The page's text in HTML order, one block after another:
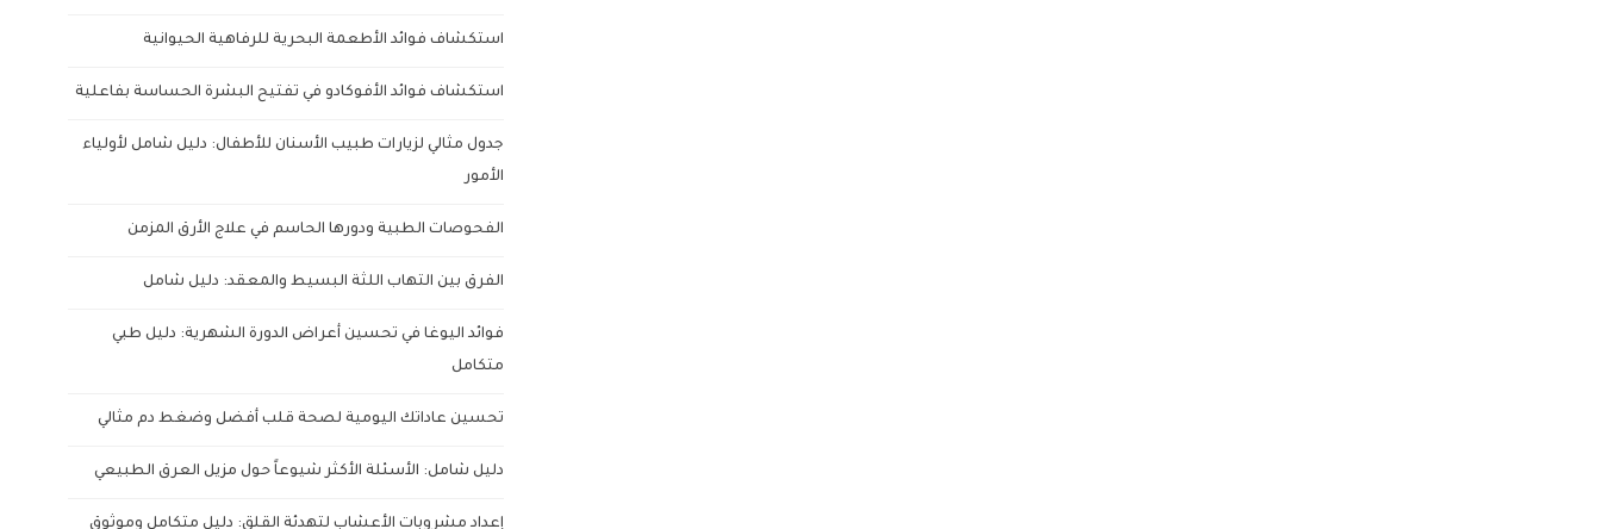
استكشاف فوائد الأطعمة البحرية للرفاهية الحيوانية
استكشاف فوائد الأفوكادو في تفتيح البشرة الحساسة بفاعلية
جدول مثالي لزيارات طبيب الأسنان للأطفال: دليل شامل لأولياء
الأمور
الفحوصات الطبية ودورها الحاسم في علاج الأرق المزمن
الفرق بين التهاب اللثة البسيط والمعقد: دليل شامل
فوائد اليوغا في تحسين أعراض الدورة الشهرية: دليل طبي
متكامل
تحسين عاداتك اليومية لصحة قلب أفضل وضغط دم مثالي
دليل شامل: الأسئلة الأكثر شيوعاً حول مزيل العرق الطبيعي
إعداد مشروبات الأعشاب لتهدئة القلق: دليل متكامل وموثوق